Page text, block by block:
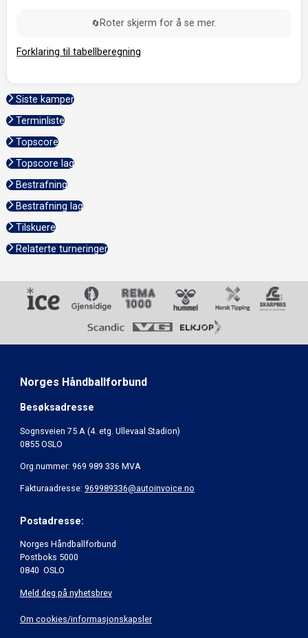
🔄 Roter skjerm for å se mer.
Forklaring til tabellberegning
Siste kamper
Terminliste
Topscore
Topscore lag
Bestrafning
Bestrafning lag
Tilskuere
Relaterte turneringer
Norges Håndballforbund
Besøksadresse
Sognsveien 75 A (4. etg. Ullevaal Stadion)
0855 OSLO
Org.nummer: 969 989 336 MVA
Fakturaadresse: 969989336@autoinvoice.no
Postadresse:
Norges Håndballforbund
Postboks 5000
0840 OSLO
Meld deg på nyhetsbrev
Om cookies/informasjonskapsler